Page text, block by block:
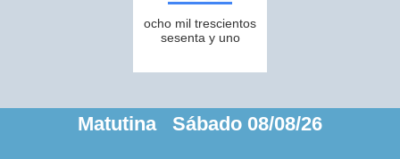
ocho mil trescientos
sesenta y uno
Matutina Sábado 08/08/26